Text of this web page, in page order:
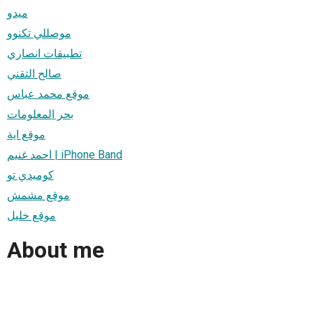
ميدو
موصللي تكنوو
تطبيقات انصاري
صالح التقني
موقع محمد عباس
بحر المعلومات
موقع اية
احمد غنيم | iPhone Band
كوميدي تو
موقع مشمش
موقع خليل
About me